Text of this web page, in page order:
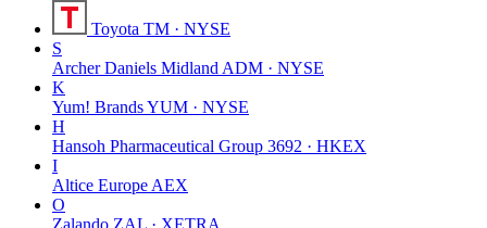
Toyota TM · NYSE
S
Archer Daniels Midland ADM · NYSE
K
Yum! BrandsYUM · NYSE
H
Hansoh Pharmaceutical Group 3692 · HKEX
I
Altice Europe AEX
O
Zalando ZAL · XETRA